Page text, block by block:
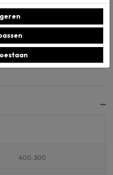
de collectie van vloerenmerk
tool van Gelasta kunt u dit
Dit door een foto te maken van uw
de gewenste vloerbedekking uit
om van deze AI-tool gebruik te
400, 500